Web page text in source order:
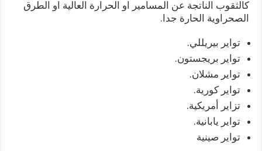
كالثقوب الناتجة عن المسامير او الحرارة العالية او الطرق
الصحراوية الحارة جدا.
تواير بيريللي.
تواير بريجستون.
تواير مشلان.
تواير كورية.
تزاير أمريكية.
تواير يابانية.
تواير صينية